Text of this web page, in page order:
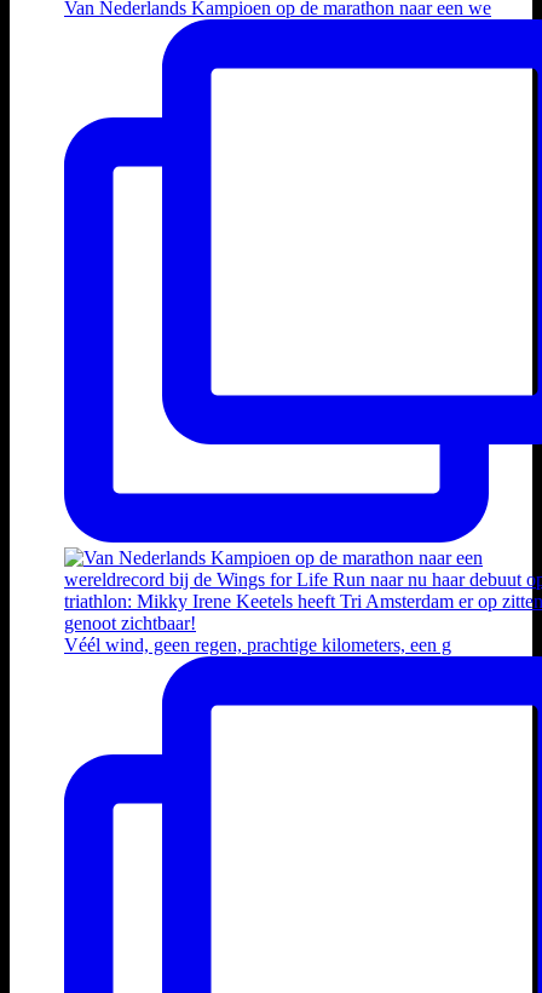
Van Nederlands Kampioen op de marathon naar een we
Véél wind, geen regen, prachtige kilometers, een g